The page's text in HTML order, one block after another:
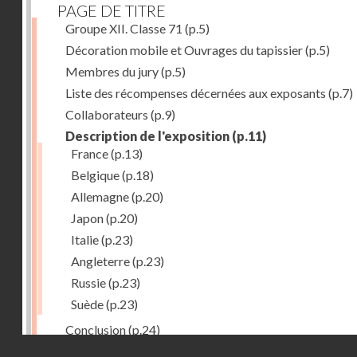
PAGE DE TITRE
Groupe XII. Classe 71 (p.5)
Décoration mobile et Ouvrages du tapissier(p.5)
Membres du jury(p.5)
Liste des récompenses décernées aux exposants (p.7)
Collaborateurs (p.9)
Description de l'exposition (p.11)
France(p.13)
Belgique(p.18)
Allemagne(p.20)
Japon(p.20)
Italie(p.23)
Angleterre(p.23)
Russie(p.23)
Suède(p.23)
Conclusion(p.24)